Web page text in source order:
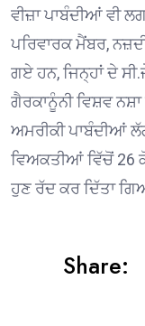
ਵੀਜ਼ਾ ਪਾਬੰਦੀਆਂ ਵੀ
ਪਰਿਵਾਰਕ ਮੈਂਬਰ,
ਗਏ ਹਨ, ਜਿਨ੍ਹਾਂ ਦੇ
ਗੈਰਕਾਨੂੰਨੀ ਵਿਸ਼ਵ
ਅਮਰੀਕੀ ਪਾਬੰਦੀਆਂ
ਵਿਅਕਤੀਆਂ ਵਿੱਚੋਂ 26
ਹੁਣ ਰੱਦ ਕਰ ਦਿੱਤਾ
Share: